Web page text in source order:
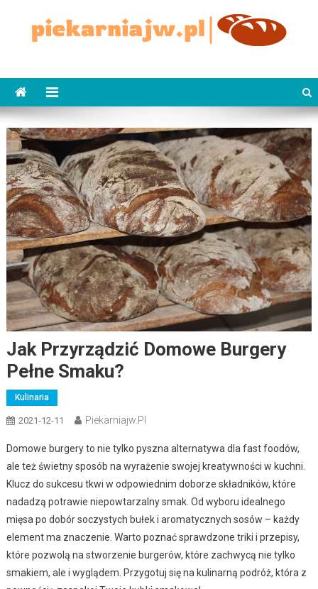
content
Jak Przyrządzić Domowe Burgery
Pełne Smaku?
Kulinaria
2021-12-11 Piekarniajw.pl
Domowe burgery to nie tylko pyszna alternatywa dla fast foodów,
ale też świetny sposób na wyrażenie swojej kreatywności w kuchni.
Klucz do sukcesu tkwi w odpowiednim doborze składników, które
nadadzą potrawie niepowtarzalny smak. Od wyboru idealnego
mięsa po dobór soczystych bułek i aromatycznych sosów – każdy
element ma znaczenie. Warto poznać sprawdzone triki i przepisy,
które pozwolą na stworzenie burgerów, które zachwycą nie tylko
smakiem, ale i wyglądem. Przygotuj się na kulinarną podróż, która z